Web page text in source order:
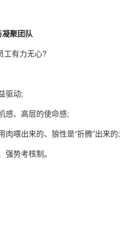
聚团队
工有力无心?
驱动;
感、高层的使命感;
喂出来的、狼性是“折腾”出来的;
势考核制。